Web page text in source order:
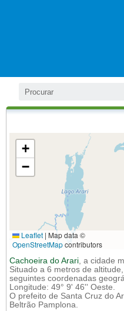
+
−
Leaflet | Map data ©
OpenStreetMapcontributors
Cachoeira do Arari, a cidade
Situado a 6 metros de
seguintes coordenadas
Longitude: 49° 9' 46'' Oeste.
O prefeito de Santa Cruz do
Beltrão Pamplona.